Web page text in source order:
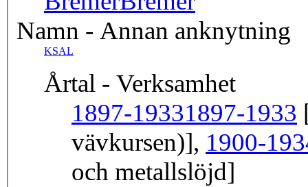
Namn - Annan anknytning
KSAL
Årtal - Verksamhet
1897-19331897-1933
vävkursen)], 1900-
och metallslöjd]